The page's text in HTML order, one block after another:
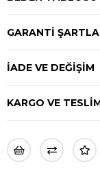
GARANTİ
İADE VE DEĞİŞİM
KARGO VE